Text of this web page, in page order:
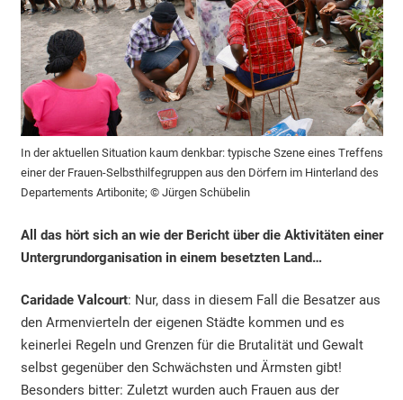
In der aktuellen Situation kaum denkbar: typische Szene eines Treffens
einer der Frauen-Selbsthilfegruppen aus den Dörfern im Hinterland des
Departements Artibonite; © Jürgen Schübelin
All das hört sich an wie der Bericht über die Aktivitäten einer
Untergrundorganisation in einem besetzten Land…
Caridade Valcourt: Nur, dass in diesem Fall die Besatzer aus
den Armenvierteln der eigenen Städte kommen und es
keinerlei Regeln und Grenzen für die Brutalität und Gewalt
selbst gegenüber den Schwächsten und Ärmsten gibt!
Besonders bitter: Zuletzt wurden auch Frauen aus der